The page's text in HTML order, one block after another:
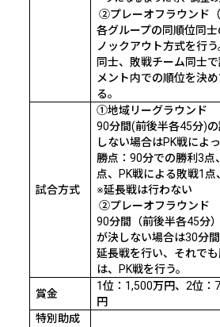
②プレーオフラウンド
各グループの同順位同士
ノックアウト方式を行う
同士、敗戦チーム同士
メント内での順位を決
る。
試合方式
①地域リーグラウンド
90分間(前後半各45分)
しない場合はPK戦によ
勝点： 90分での勝利 3点、
点、
PK戦による敗戦1 点、
※延長戦は行わない
②プレーオフラウンド
90分間（前後半各45分
が決しない場合は30分
延長戦を行い、それで
は、
PK戦を行う。
賞金
1位： 1,500万円、 2位：
円
特別助成